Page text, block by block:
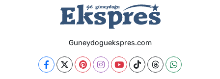
Guneydoguekspres.com